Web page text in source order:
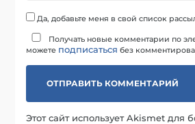
Да, добавьте меня в свой список
Получать новые комментарии по
можете подписаться без
Этот сайт использует Akismet для